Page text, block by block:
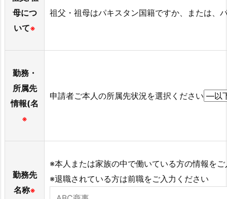
母につ
いて※
祖父・祖母はパキスタン国籍ですか、または、
勤務・
所属先
情報(名
※
申請者ご本人の所属先状況を選択ください
勤務先
名称※
※本人または家族の中で働いている方の情報を
※退職されている方は前職をご入力ください